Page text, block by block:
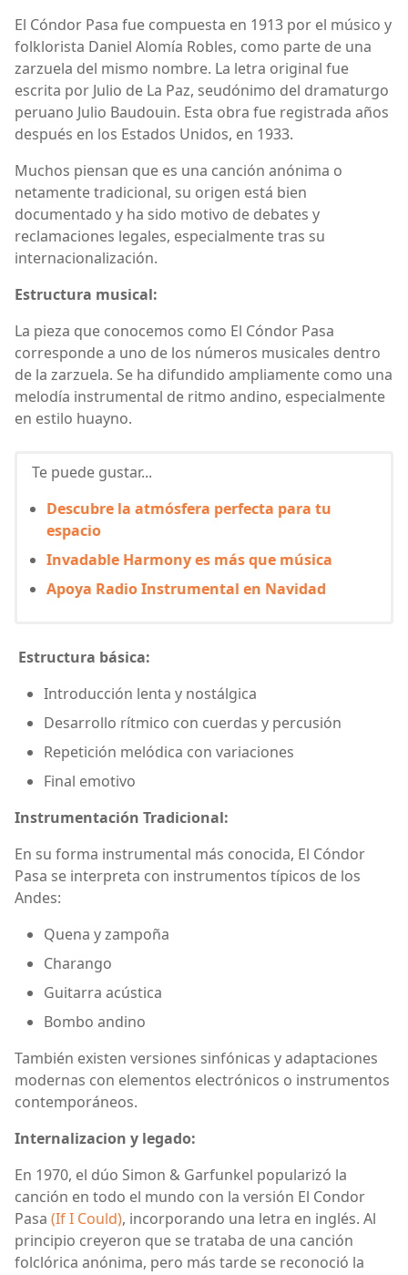
El Cóndor Pasa fue compuesta en 1913 por el músico y
folklorista Daniel Alomía Robles, como parte de una
zarzuela del mismo nombre. La letra original fue
escrita por Julio de La Paz, seudónimo del dramaturgo
peruano Julio Baudouin. Esta obra fue registrada años
después en los Estados Unidos, en 1933.
Muchos piensan que es una canción anónima o
netamente tradicional, su origen está bien
documentado y ha sido motivo de debates y
reclamaciones legales, especialmente tras su
internacionalización.
Estructura musical:
La pieza que conocemos como El Cóndor Pasa
corresponde a uno de los números musicales dentro
de la zarzuela. Se ha difundido ampliamente como una
melodía instrumental de ritmo andino, especialmente
en estilo huayno.
Te puede gustar...
Descubre la atmósfera perfecta para tu
espacio
Invadable Harmony es más que música
Apoya Radio Instrumental en Navidad
Estructura básica:
Introducción lenta y nostálgica
Desarrollo rítmico con cuerdas y percusión
Repetición melódica con variaciones
Final emotivo
Instrumentación Tradicional:
En su forma instrumental más conocida, El Cóndor
Pasa se interpreta con instrumentos típicos de los
Andes:
Quena y zampoña
Charango
Guitarra acústica
Bombo andino
También existen versiones sinfónicas y adaptaciones
modernas con elementos electrónicos o instrumentos
contemporáneos.
Internalizacion y legado:
En 1970, el dúo Simon & Garfunkel popularizó la
canción en todo el mundo con la versión El Condor
Pasa (If I Could), incorporando una letra en inglés. Al
principio creyeron que se trataba de una canción
folclórica anónima, pero más tarde se reconoció la